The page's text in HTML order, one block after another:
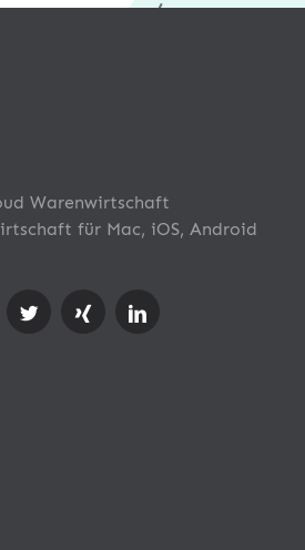
Warenwirtschaft
für Mac, iOS, Android